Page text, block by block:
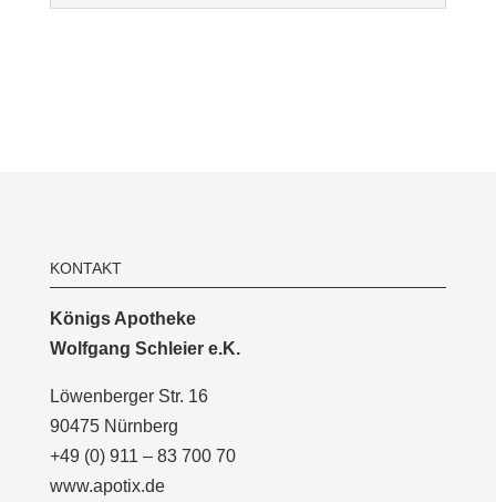
KONTAKT
Königs Apotheke
Wolfgang Schleier e.K.
Löwenberger Str. 16
90475 Nürnberg
+49 (0) 911 – 83 700 70
www.apotix.de